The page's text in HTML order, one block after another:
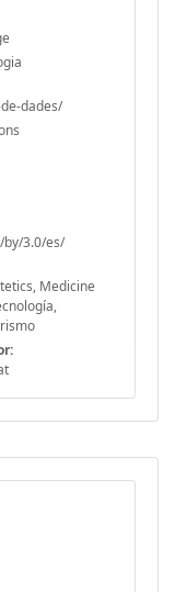
dades/
by/3.0/es/
Medicine